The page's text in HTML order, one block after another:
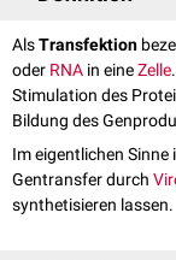
AlsTransfektion
oder RNA in eineZelle
Stimulation des
Bildung des
Im eigentlichen
Gentransfer durch
synthetisieren lassen.